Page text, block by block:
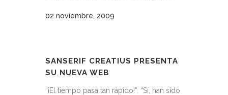
02 noviembre, 2009
SANSERIF CREATIUS PRESENTA
SU NUEVA WEB
“¡El tiempo pasa tan rápido!”. “Sí, han sido